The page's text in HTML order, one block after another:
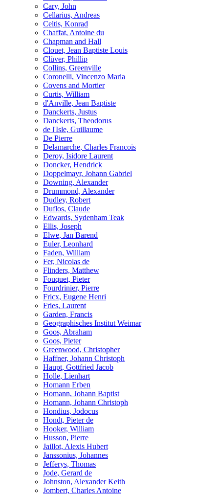
Cary, John
Cellarius, Andreas
Celtis, Konrad
Chaffat, Antoine du
Chapman and Hall
Clouet, Jean Baptiste Louis
Clüver, Phillip
Collins, Greenville
Coronelli, Vincenzo Maria
Covens and Mortier
Curtis, William
d'Anville, Jean Baptiste
Danckerts, Justus
Danckerts, Theodorus
de l'Isle, Guillaume
De Pierre
Delamarche, Charles Francois
Deroy, Isidore Laurent
Doncker, Hendrick
Doppelmayr, Johann Gabriel
Downing, Alexander
Drummond, Alexander
Dudley, Robert
Duflos, Claude
Edwards, Sydenham Teak
Ellis, Joseph
Elwe, Jan Barend
Euler, Leonhard
Faden, William
Fer, Nicolas de
Flinders, Matthew
Fouquet, Pieter
Fourdrinier, Pierre
Fricx, Eugene Henri
Fries, Laurent
Garden, Francis
Geographisches Institut Weimar
Goos, Abraham
Goos, Pieter
Greenwood, Christopher
Haffner, Johann Christoph
Haupt, Gottfried Jacob
Holle, Lienhart
Homann Erben
Homann, Johann Baptist
Homann, Johann Christoph
Hondius, Jodocus
Hondt, Pieter de
Hooker, William
Husson, Pierre
Jaillot, Alexis Hubert
Janssonius, Johannes
Jefferys, Thomas
Jode, Gerard de
Johnston, Alexander Keith
Jombert, Charles Antoine